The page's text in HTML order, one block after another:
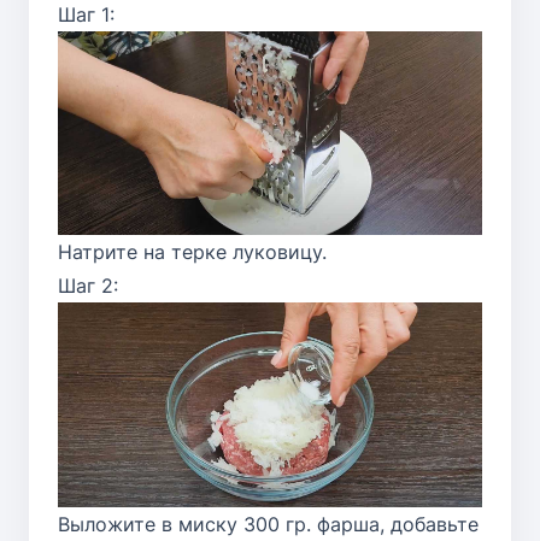
Шаг 1:
Натрите на терке луковицу.
Шаг 2:
Выложите в миску 300 гр. фарша, добавьте